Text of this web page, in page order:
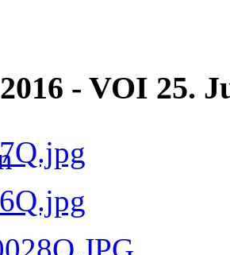
2016 - VOI 25.